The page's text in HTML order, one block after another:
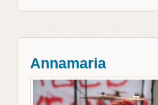
Annamaria